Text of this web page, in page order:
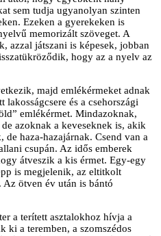
sem tudja ugyanolyan szinten
Ezeken a gyerekeken is
memorizált szöveget. A
azzal játszani is képesek, jobban
hogy az a nyelv az
majd emlékérmeket adnak
és a csehországi
emlékérmet. Mindazoknak,
azoknak a keveseknek is, akik
de haza-hazajárnak. Csend van a
csupán. Az idős emberek
átveszik a kis érmet. Egy-egy
is megjelenik, az eltitkolt
ötven év után is bántó
a terített asztalokhoz hívja a
ki a teremben, a szomszédos